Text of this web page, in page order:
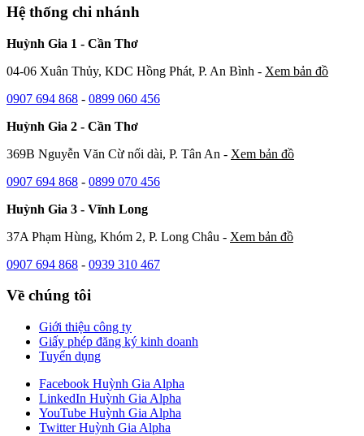
Hệ thống chi nhánh
Huỳnh Gia 1 - Cần Thơ
04-06 Xuân Thủy, KDC Hồng Phát, P. An Bình - Xem bản đồ
0907 694 868 - 0899 060 456
Huỳnh Gia 2 - Cần Thơ
369B Nguyễn Văn Cừ nối dài, P. Tân An - Xem bản đồ
0907 694 868 - 0899 070 456
Huỳnh Gia 3 - Vĩnh Long
37A Phạm Hùng, Khóm 2, P. Long Châu - Xem bản đồ
0907 694 868 - 0939 310 467
Về chúng tôi
Giới thiệu công ty
Giấy phép đăng ký kinh doanh
Tuyển dụng
Facebook Huỳnh Gia Alpha
LinkedIn Huỳnh Gia Alpha
YouTube Huỳnh Gia Alpha
Twitter Huỳnh Gia Alpha